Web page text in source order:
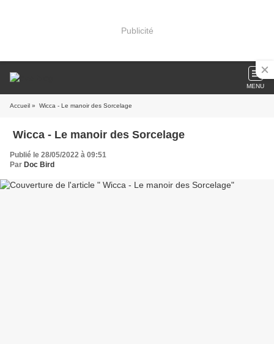
Publicité
MENU
Accueil » Wicca - Le manoir des Sorcelage
Wicca - Le manoir des Sorcelage
Publié le 28/05/2022 à 09:51
Par Doc Bird